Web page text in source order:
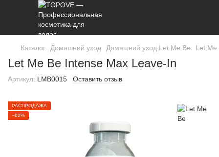
Каталог Домашний уход Домашний уход Let Me Be Let
Let Me Be Intense Max Leave-In
Артикул: LMB0015 Оставить отзыв
РАСПРОДАЖА
−62%